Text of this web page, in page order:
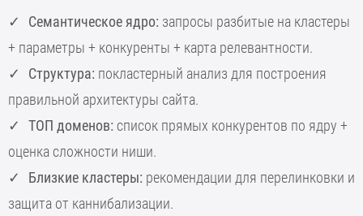
Семантическое ядро: запросы разбитые на кластеры
+ параметры + конкуренты + карта релевантности.
Структура: покластерный анализ для построения
правильной архитектуры сайта.
ТОП доменов: список прямых конкурентов по ядру +
оценка сложности ниши.
Близкие кластеры: рекомендации для перелинковки и
защита от каннибализации.